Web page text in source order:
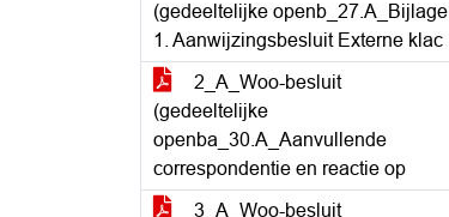
(gedeeltelijke openb_27.A_Bijlage
1. Aanwijzingsbesluit Externe klac
2_A_Woo-besluit
(gedeeltelijke
openba_30.A_Aanvullende
correspondentie en reactie op
3_A_Woo-besluit